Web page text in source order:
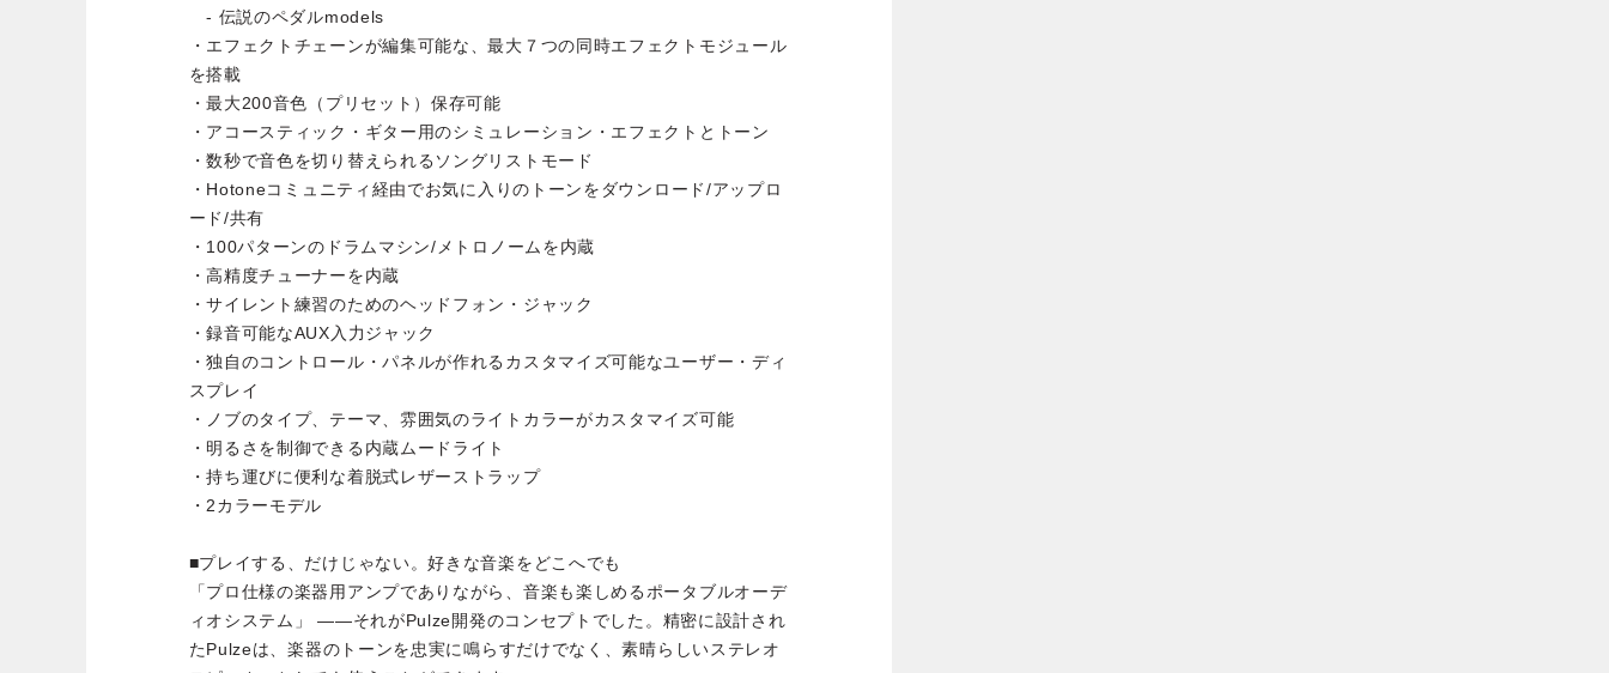
- 伝説のペダルmodels
・エフェクトチェーンが編集可能な、最大７つの同時エフェクトモジュール
を搭載
・最大200音色（プリセット）保存可能
・アコースティック・ギター用のシミュレーション・エフェクトとトーン
・数秒で音色を切り替えられるソングリストモード
・Hotoneコミュニティ経由でお気に入りのトーンをダウンロード/アップロ
ード/共有
・100パターンのドラムマシン/メトロノームを内蔵
・高精度チューナーを内蔵
・サイレント練習のためのヘッドフォン・ジャック
・録音可能なAUX入力ジャック
・独自のコントロール・パネルが作れるカスタマイズ可能なユーザー・ディ
スプレイ
・ノブのタイプ、テーマ、雰囲気のライトカラーがカスタマイズ可能
・明るさを制御できる内蔵ムードライト
・持ち運びに便利な着脱式レザーストラップ
・2カラーモデル
■プレイする、だけじゃない。好きな音楽をどこへでも
「プロ仕様の楽器用アンプでありながら、音楽も楽しめるポータブルオーデ
ィオシステム」 ――それがPulze開発のコンセプトでした。精密に設計され
たPulzeは、楽器のトーンを忠実に鳴らすだけでなく、素晴らしいステレオ